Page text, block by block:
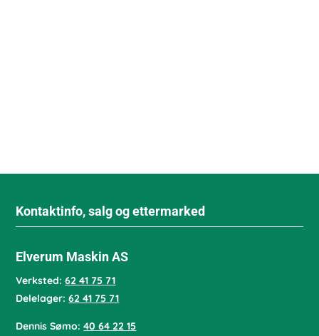
Kontaktinfo, salg og ettermarked
Elverum Maskin AS
Verksted:62 41 75 71
Delelager:62 41 75 71
Dennis Sømo:40 64 22 15